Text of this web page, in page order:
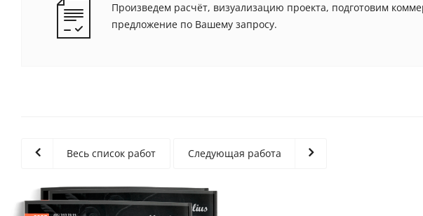
Произведем расчёт, визуализацию проекта, подготовим
предложение по Вашему запросу.
Весь список работ Следующая работа